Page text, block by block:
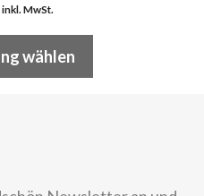
inkl. MwSt.
wählen